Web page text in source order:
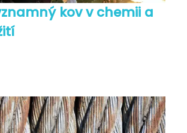
kov v chemii a